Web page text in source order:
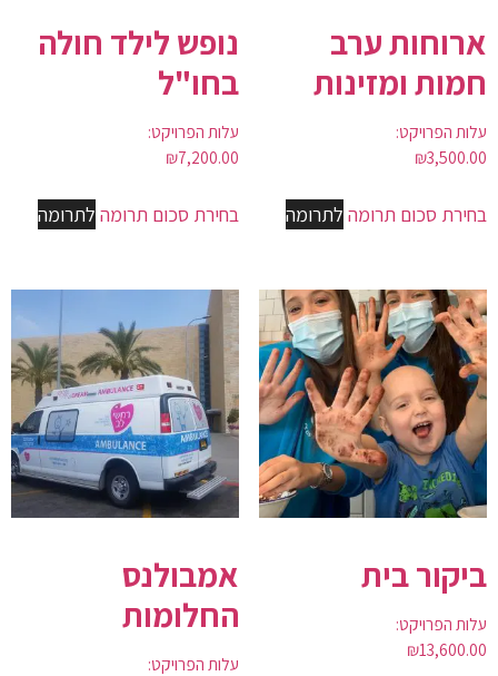
ארוחות ערב
חמות ומזינות
עלות הפרויקט:
₪3,500.00
בחירת סכום תרומה לתרומה
נופש לילד חולה
בחו"ל
עלות הפרויקט:
₪7,200.00
בחירת סכום תרומה לתרומה
ביקור בית
עלות הפרויקט:
₪13,600.00
אמבולנס
החלומות
עלות הפרויקט: